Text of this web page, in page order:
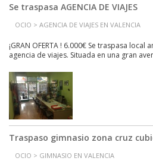
Se traspasa AGENCIA DE VIAJES
OCIO > AGENCIA DE VIAJES EN VALENCIA
¡GRAN OFERTA ! 6.000€ Se traspasa
agencia de viajes. Situada en una gran
Traspaso gimnasio zona cruz
OCIO > GIMNASIO EN VALENCIA